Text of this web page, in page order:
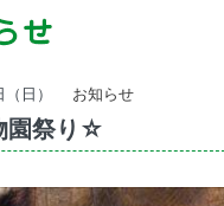
（日） お知らせ
園祭り☆